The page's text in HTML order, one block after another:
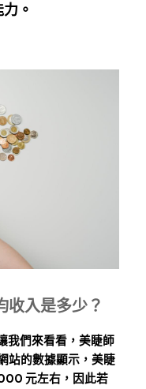
。
收入是多少？
我們來看看，美睫師
站的數據顯示，美睫
元左右，因此若